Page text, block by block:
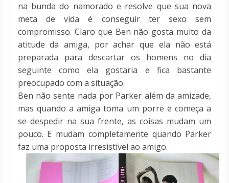
na bunda do namorado e resolve que sua nova
meta de vida é conseguir ter sexo sem
compromisso. Claro que Ben não gosta muito da
atitude da amiga, por achar que ela não está
preparada para descartar os homens no dia
seguinte como ela gostaria e fica bastante
preocupado com a situação.
Ben não sente nada por Parker além da amizade,
mas quando a amiga toma um porre e começa a
se despedir na sua frente, as coisas mudam um
pouco. E mudam completamente quando Parker
faz uma proposta irresistível ao amigo.